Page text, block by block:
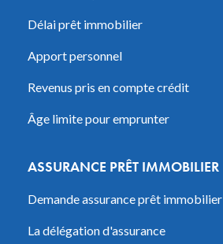
Délai prêt immobilier
Apport personnel
Revenus pris en compte crédit
Âge limite pour emprunter
ASSURANCE PRÊT IMMOBILIER
Demande assurance prêt immobilier
La délégation d'assurance